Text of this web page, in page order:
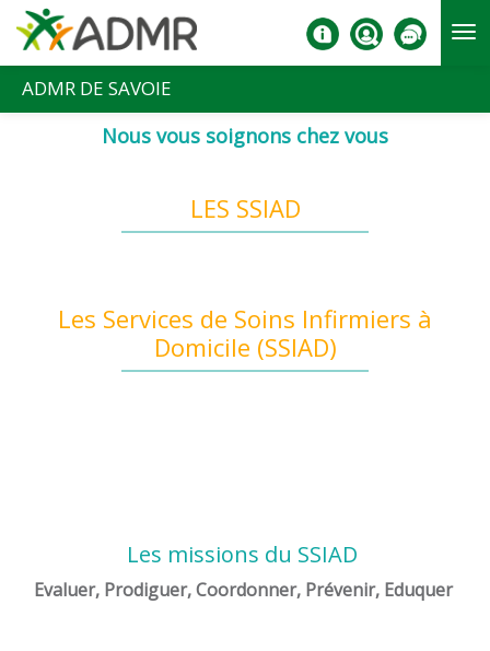
Aller au contenu principal
ADMR DE SAVOIE
Nous vous soignons chez vous
LES SSIAD
Les Services de Soins Infirmiers à
Domicile (SSIAD)
Les missions du SSIAD
Evaluer, Prodiguer, Coordonner, Prévenir, Eduquer